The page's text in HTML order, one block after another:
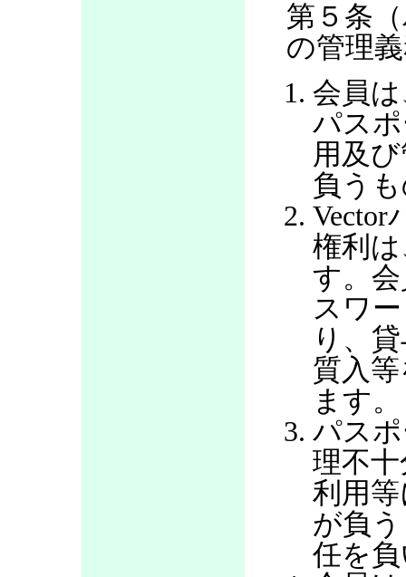
第５条
の管理
会員
パス
用及
負う
Vector
権利
す。
スワ
り、
質入
ます。
パス
理不
利用
が負
任を